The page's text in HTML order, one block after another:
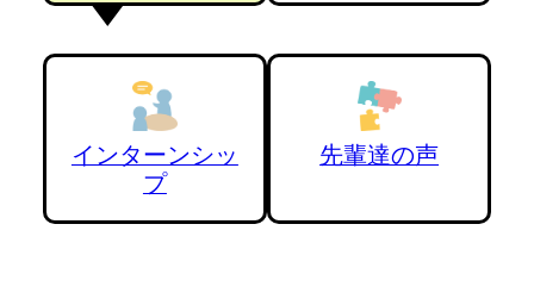
インターンシッ
プ
先輩達の声